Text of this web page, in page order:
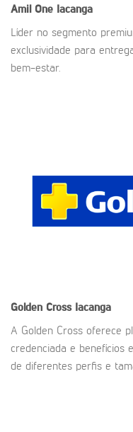
Amil One Iacanga
Líder no segmento
exclusividade para
bem-estar.
Golden Cross Iacanga
A Golden Cross oferece
credenciada e benefícios
de diferentes perfis e